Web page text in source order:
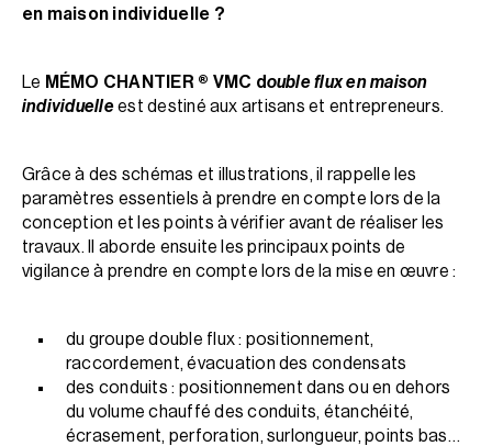
en maison individuelle ?
Le MÉMO CHANTIER ® VMC double flux en maison
individuelleest destiné aux artisans et entrepreneurs.
Grâce à des schémas et illustrations, il rappelle les
paramètres essentiels à prendre en compte lors de la
conception et les points à vérifier avant de réaliser les
travaux. Il aborde ensuite les principaux points de
vigilance à prendre en compte lors de la mise en œuvre :
du groupe double flux : positionnement,
raccordement, évacuation des condensats
des conduits : positionnement dans ou en dehors
du volume chauffé des conduits, étanchéité,
écrasement, perforation, surlongueur, points bas…